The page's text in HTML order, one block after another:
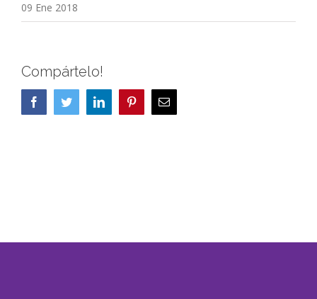
09 Ene 2018
Compártelo!
FacebookTwitterLinkedIn PinterestCorreo
electrónico